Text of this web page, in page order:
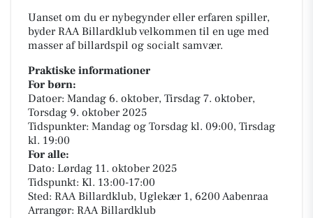
Uanset om du er nybegynder eller erfaren spiller,
byder RAA Billardklub velkommen til en uge med
masser af billardspil og socialt samvær.
Praktiske informationer
For børn:
Datoer: Mandag 6. oktober, Tirsdag 7. oktober,
Torsdag 9. oktober 2025
Tidspunkter: Mandag og Torsdag kl. 09:00, Tirsdag
kl. 19:00
For alle:
Dato: Lørdag 11. oktober 2025
Tidspunkt: Kl. 13:00-17:00
Sted: RAA Billardklub, Uglekær 1, 6200 Aabenraa
Arrangør: RAA Billardklub